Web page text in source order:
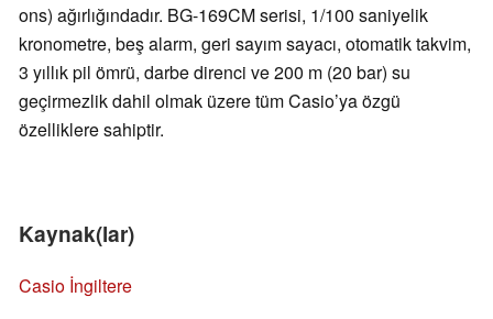
ons) ağırlığındadır. BG-169CM serisi, 1/100 saniyelik
kronometre, beş alarm, geri sayım sayacı, otomatik takvim,
3 yıllık pil ömrü, darbe direnci ve 200 m (20 bar) su
geçirmezlik dahil olmak üzere tüm Casio’ya özgü
özelliklere sahiptir.
Kaynak(lar)
Casio İngiltere